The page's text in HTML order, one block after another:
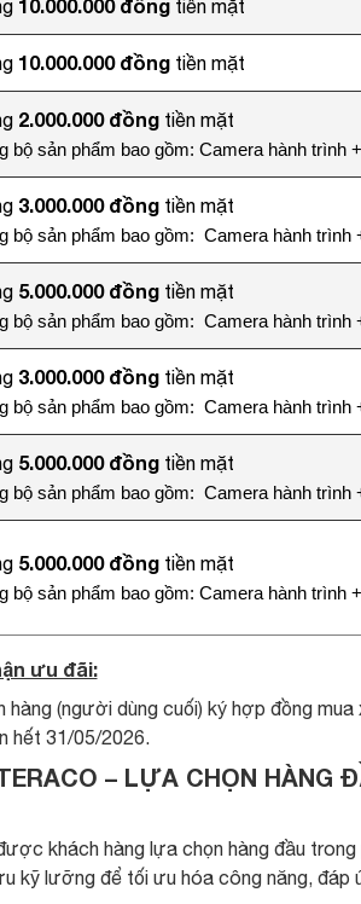
10.000.000 đồngtiền mặt
10.000.000 đồngtiền mặt
2.000.000 đồngtiền mặt
bộ sản phẩm bao gồm: Camera hành trình
3.000.000 đồngtiền mặt
bộ sản phẩm bao gồm: Camera hành trình
5.000.000 đồngtiền mặt
bộ sản phẩm bao gồm: Camera hành trình
3.000.000 đồngtiền mặt
bộ sản phẩm bao gồm: Camera hành trình
5.000.000 đồngtiền mặt
bộ sản phẩm bao gồm: Camera hành trình
5.000.000 đồngtiền mặt
bộ sản phẩm bao gồm: Camera hành trình
ưu đãi:
(người dùng cuối) ký hợp đồng
hết 31/05/2026.
– LỰA CHỌN HÀNG
khách hàng lựa chọn hàng đầu
kỹ lưỡng để tối ưu hóa công năng, đáp